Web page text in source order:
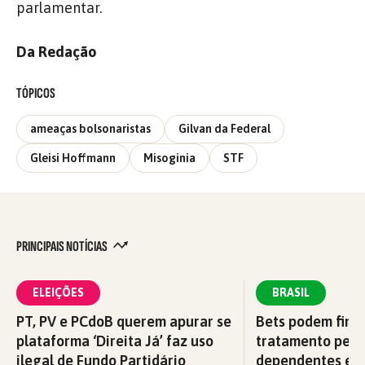
parlamentar.
Da Redação
TÓPICOS
ameaças bolsonaristas Gilvan da Federal
Gleisi Hoffmann Misoginia STF
PRINCIPAIS NOTÍCIAS
ELEIÇÕES
PT, PV e PCdoB querem apurar se
plataforma ‘Direita Já’ faz uso
ilegal de Fundo Partidário
BRASIL
Bets podem
tratamento pelo
dependentes